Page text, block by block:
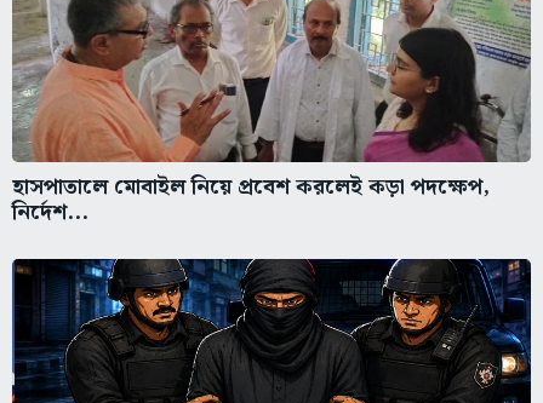
হাসপাতালে মোবাইল নিয়ে প্রবেশ করলেই কড়া পদক্ষেপ,
নির্দেশ...